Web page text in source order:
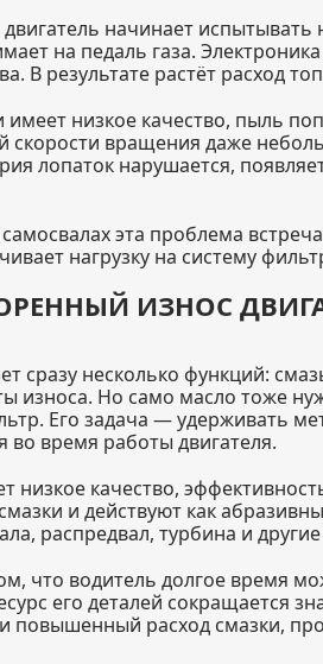
начинает испытывать
на педаль газа.
В результате растёт расход
низкое качество, пыль
скорости вращения даже
лопаток нарушается,
эта проблема
нагрузку на систему
ИЗНОС
сразу несколько функций:
износа. Но само масло тоже
Его задача — удерживать
время работы двигателя.
низкое качество,
и действуют как
распредвал, турбина и
что водитель долгое время
его деталей сокращается
повышенный расход смазки,